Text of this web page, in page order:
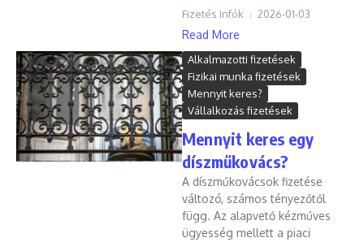
Fizetés Infók 2026-01-03
Read More
Alkalmazotti fizetések
Fizikai munka fizetések
Mennyit keres?
Vállalkozás fizetések
Mennyit keres egy
díszműkovács?
A díszműkovácsok fizetése
változó, számos tényezőtől
függ. Az alapvető kézműves
ügyesség mellett a piaci